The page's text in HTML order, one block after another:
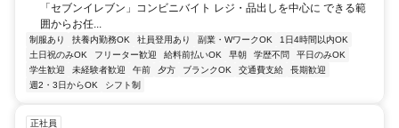
「セブンイレブン」コンビニバイト レジ・品出しを中心に できる範
囲からお任...
制服あり 扶養内勤務OK 社員登用あり 副業・WワークOK
1日4時間以内OK
土日祝のみOK
フリーター歓迎 給料前払いOK 早朝 学歴不問
平日のみOK
学生歓迎
未経験者歓迎 午前 夕方 ブランクOK 交通費支給
長期歓迎
週2・3日からOK
シフト制
正社員